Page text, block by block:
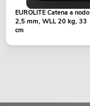
EUROLITE Catena a nodo
2,5 mm, WLL 20 kg, 33
cm